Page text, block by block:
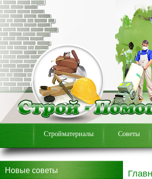
Стройматериалы Советы
Новые советы